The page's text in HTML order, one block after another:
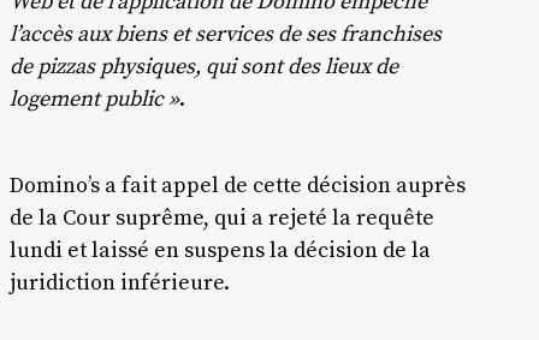
l’accès aux biens et services de ses franchises
de pizzas physiques, qui sont des lieux de
logement public ».
Domino’s a fait appel de cette décision auprès
de la Cour suprême, qui a rejeté la requête
lundi et laissé en suspens la décision de la
juridiction inférieure.